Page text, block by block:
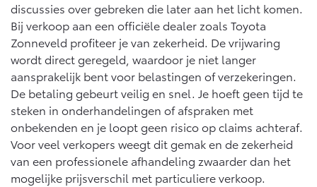
discussies over gebreken die later aan het licht komen.
Bij verkoop aan een officiële dealer zoals Toyota
Zonneveld profiteer je van zekerheid. De vrijwaring
wordt direct geregeld, waardoor je niet langer
aansprakelijk bent voor belastingen of verzekeringen.
De betaling gebeurt veilig en snel. Je hoeft geen tijd te
steken in onderhandelingen of afspraken met
onbekenden en je loopt geen risico op claims achteraf.
Voor veel verkopers weegt dit gemak en de zekerheid
van een professionele afhandeling zwaarder dan het
mogelijke prijsverschil met particuliere verkoop.